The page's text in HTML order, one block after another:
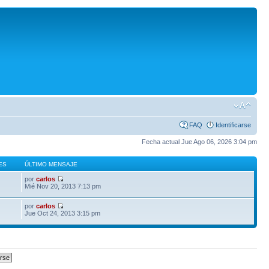
FAQ Identificarse
Fecha actual Jue Ago 06, 2026 3:04 pm
ÚLTIMO MENSAJE
porcarlos
Mié Nov 20, 2013 7:13 pm
porcarlos
Jue Oct 24, 2013 3:15 pm